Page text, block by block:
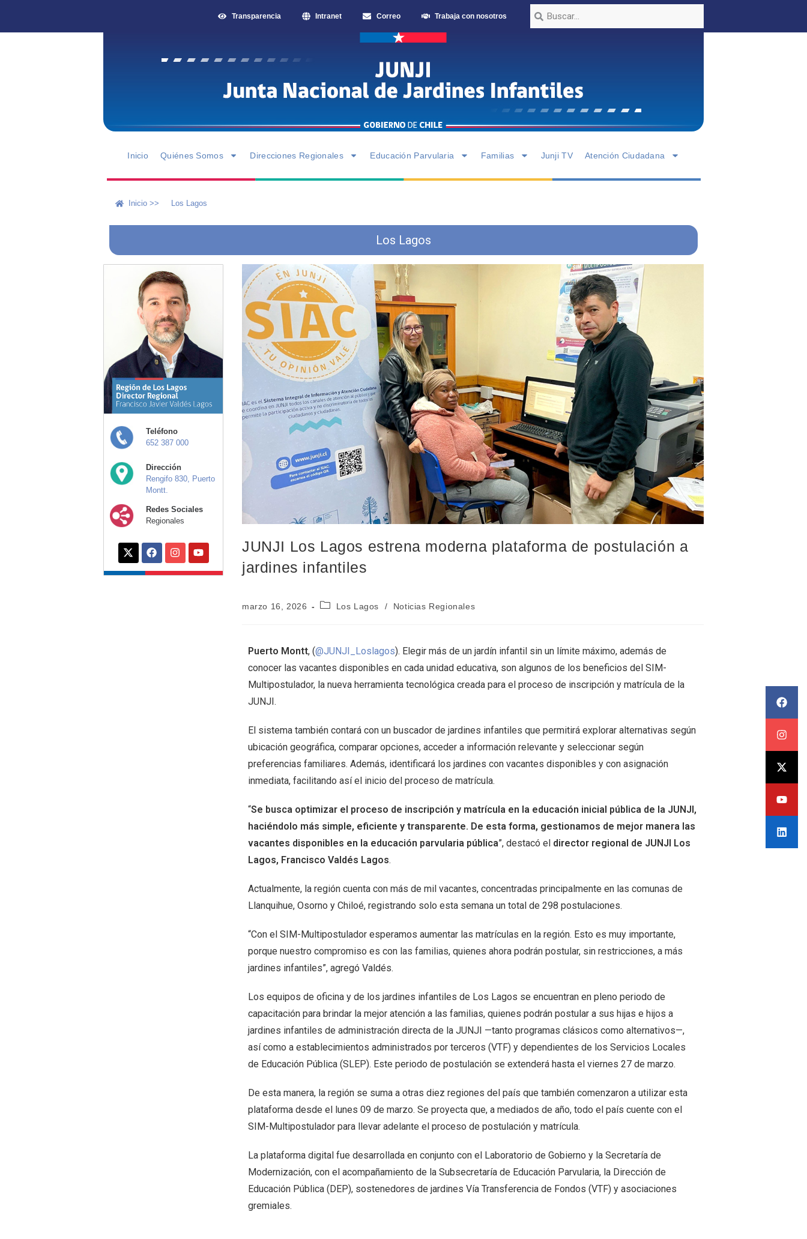
Transparencia Intranet Correo Trabaja con nosotros
Inicio Quiénes Somos Direcciones Regionales Educación Parvularia Familias Junji TV Atención Ciudadana
Inicio >> Los Lagos
Los Lagos
Teléfono
652 387 000
Dirección
Rengifo 830, Puerto
Montt.
Redes Sociales
Regionales
JUNJI Los Lagos estrena moderna plataforma de postulación a
jardines infantiles
marzo 16, 2026 Los Lagos / Noticias Regionales
Puerto Montt, (@JUNJI_Loslagos). Elegir más de un jardín infantil sin un límite máximo, además de
conocer las vacantes disponibles en cada unidad educativa, son algunos de los beneficios del SIM-
Multipostulador, la nueva herramienta tecnológica creada para el proceso de inscripción y matrícula de la
JUNJI.
El sistema también contará con un buscador de jardines infantiles que permitirá explorar alternativas según
ubicación geográfica, comparar opciones, acceder a información relevante y seleccionar según
preferencias familiares. Además, identificará los jardines con vacantes disponibles y con asignación
inmediata, facilitando así el inicio del proceso de matrícula.
“Se busca optimizar el proceso de inscripción y matrícula en la educación inicial pública de la JUNJI,
haciéndolo más simple, eficiente y transparente. De esta forma, gestionamos de mejor manera las
vacantes disponibles en la educación parvularia pública”, destacó el director regional de JUNJI Los
Lagos, Francisco Valdés Lagos.
Actualmente, la región cuenta con más de mil vacantes, concentradas principalmente en las comunas de
Llanquihue, Osorno y Chiloé, registrando solo esta semana un total de 298 postulaciones.
“Con el SIM-Multipostulador esperamos aumentar las matrículas en la región. Esto es muy importante,
porque nuestro compromiso es con las familias, quienes ahora podrán postular, sin restricciones, a más
jardines infantiles”, agregó Valdés.
Los equipos de oficina y de los jardines infantiles de Los Lagos se encuentran en pleno periodo de
capacitación para brindar la mejor atención a las familias, quienes podrán postular a sus hijas e hijos a
jardines infantiles de administración directa de la JUNJI —tanto programas clásicos como alternativos—,
así como a establecimientos administrados por terceros (VTF) y dependientes de los Servicios Locales
de Educación Pública (SLEP). Este periodo de postulación se extenderá hasta el viernes 27 de marzo.
De esta manera, la región se suma a otras diez regiones del país que también comenzaron a utilizar esta
plataforma desde el lunes 09 de marzo. Se proyecta que, a mediados de año, todo el país cuente con el
SIM-Multipostulador para llevar adelante el proceso de postulación y matrícula.
La plataforma digital fue desarrollada en conjunto con el Laboratorio de Gobierno y la Secretaría de
Modernización, con el acompañamiento de la Subsecretaría de Educación Parvularia, la Dirección de
Educación Pública (DEP), sostenedores de jardines Vía Transferencia de Fondos (VTF) y asociaciones
gremiales.